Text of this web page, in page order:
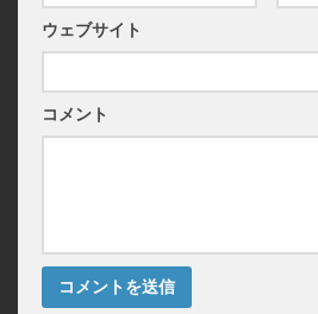
ウェブサイト
コメント